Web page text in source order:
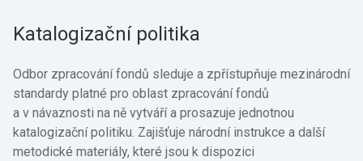
Katalogizační politika
Odbor zpracování fondů sleduje a zpřístupňuje mezinárodní
standardy platné pro oblast zpracování fondů
a v návaznosti na ně vytváří a prosazuje jednotnou
katalogizační politiku. Zajišťuje národní instrukce a další
metodické materiály, které jsou k dispozici